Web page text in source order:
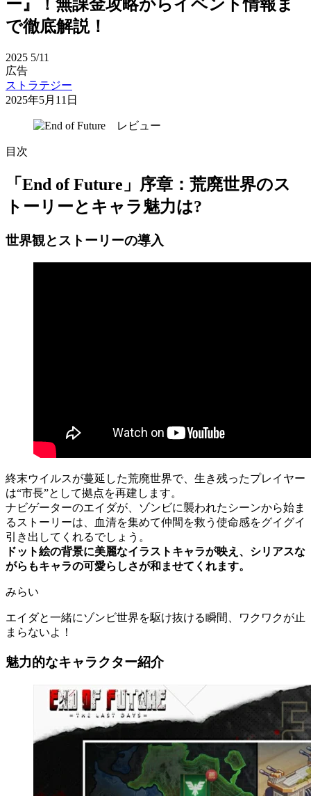
ー』！無課金攻略からイベント情報ま
で徹底解説！
2025 5/11
広告
ストラテジー
2025年5月11日
目次
「End of Future」序章：荒廃世界のス
トーリーとキャラ魅力は?
世界観とストーリーの導入
終末ウイルスが蔓延した荒廃世界で、生き残ったプレイヤー
は“市長”として拠点を再建します。
ナビゲーターのエイダが、ゾンビに襲われたシーンから始ま
るストーリーは、血清を集めて仲間を救う使命感をグイグイ
引き出してくれるでしょう。
ドット絵の背景に美麗なイラストキャラが映え、シリアスな
がらもキャラの可愛らしさが和ませてくれます。
みらい
エイダと一緒にゾンビ世界を駆け抜ける瞬間、ワクワクが止
まらないよ！
魅力的なキャラクター紹介